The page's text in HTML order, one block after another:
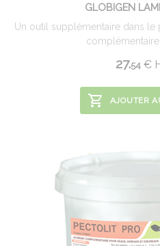
GLOBIGEN
Un outil supplémentaire dans le
complémentaire
27.54 €
AJOUTER